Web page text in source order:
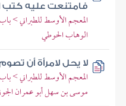
فامتنعت عليه كتب
المعجم الأوسط للطبراني >
الوهاب الحوطي
لا يحل لامرأة أن
المعجم الأوسط للطبراني >
موسى بن سهل أبو عمران